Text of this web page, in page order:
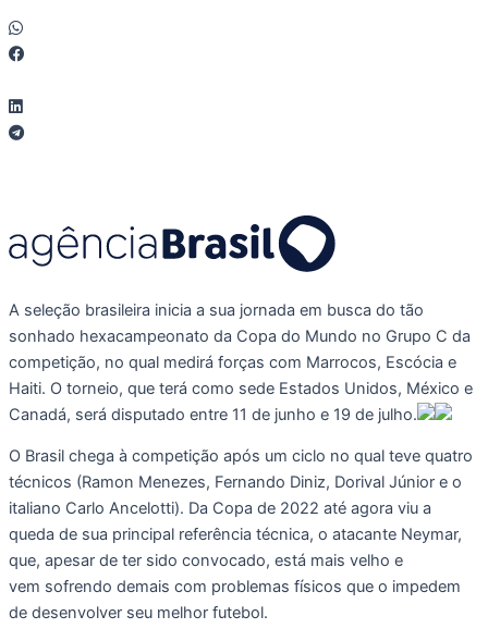
A seleção brasileira inicia a sua jornada em busca do tão
sonhado hexacampeonato da Copa do Mundo no Grupo C da
competição, no qual medirá forças com Marrocos, Escócia e
Haiti. O torneio, que terá como sede Estados Unidos, México e
Canadá, será disputado entre 11 de junho e 19 de julho.
O Brasil chega à competição após um ciclo no qual teve quatro
técnicos (Ramon Menezes, Fernando Diniz, Dorival Júnior e o
italiano Carlo Ancelotti). Da Copa de 2022 até agora viu a
queda de sua principal referência técnica, o atacante Neymar,
que, apesar de ter sido convocado, está mais velho e
vem sofrendo demais com problemas físicos que o impedem
de desenvolver seu melhor futebol.